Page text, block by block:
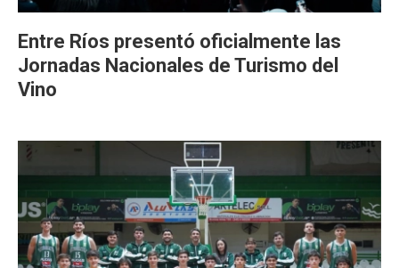
Entre Ríos presentó oficialmente las
Jornadas Nacionales de Turismo del
Vino